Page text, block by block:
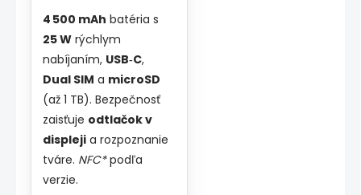
4 500 mAh batéria s
25 Wrýchlym
nabíjaním, USB‑C,
Dual SIM a microSD
(až 1 TB). Bezpečnosť
zaisťuje odtlačok v
displejia rozpoznanie
tváre. NFC*podľa
verzie.